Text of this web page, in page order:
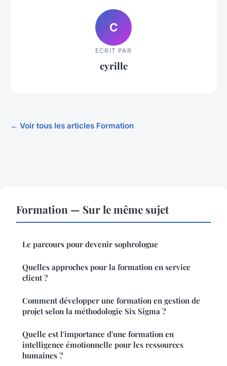
C
ECRIT PAR
cyrille
← Voir tous les articles Formation
Formation — Sur le même sujet
Le parcours pour devenir sophrologue
Quelles approches pour la formation en service
client ?
Comment développer une formation en gestion de
projet selon la méthodologie Six Sigma ?
Quelle est l'importance d'une formation en
intelligence émotionnelle pour les ressources
humaines ?